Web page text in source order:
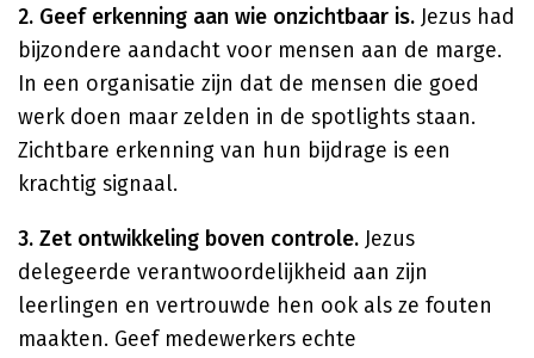
2. Geef erkenning aan wie onzichtbaar is. Jezus had
bijzondere aandacht voor mensen aan de marge.
In een organisatie zijn dat de mensen die goed
werk doen maar zelden in de spotlights staan.
Zichtbare erkenning van hun bijdrage is een
krachtig signaal.
3. Zet ontwikkeling boven controle. Jezus
delegeerde verantwoordelijkheid aan zijn
leerlingen en vertrouwde hen ook als ze fouten
maakten. Geef medewerkers echte